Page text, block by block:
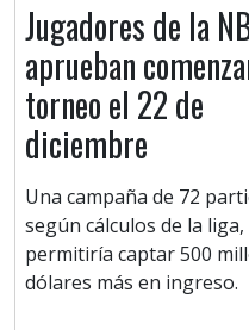
Jugadores de la
aprueban
torneo el 22 de
diciembre
Una campaña de 72
según cálculos de la liga,
permitiría captar 500
dólares más en ingreso.